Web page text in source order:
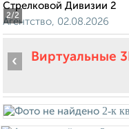
2/2
Стрелковой Дивизии 2
Агентство, 02.08.2026
Виртуальные
‹